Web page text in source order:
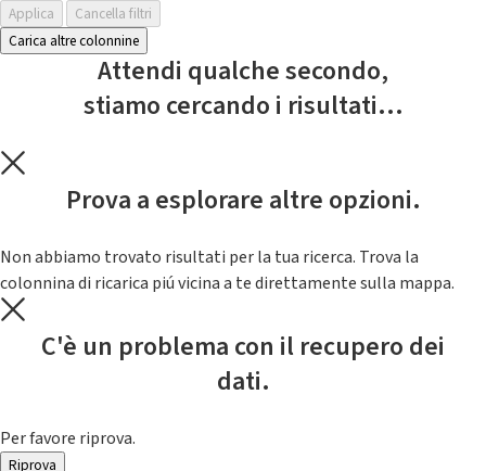
Applica
Cancella filtri
Carica altre colonnine
Attendi qualche secondo,
stiamo cercando i risultati...
Prova a esplorare altre opzioni.
Non abbiamo trovato risultati per la tua ricerca. Trova la
colonnina di ricarica piú vicina a te direttamente sulla mappa.
C'è un problema con il recupero dei
dati.
Per favore riprova.
Riprova